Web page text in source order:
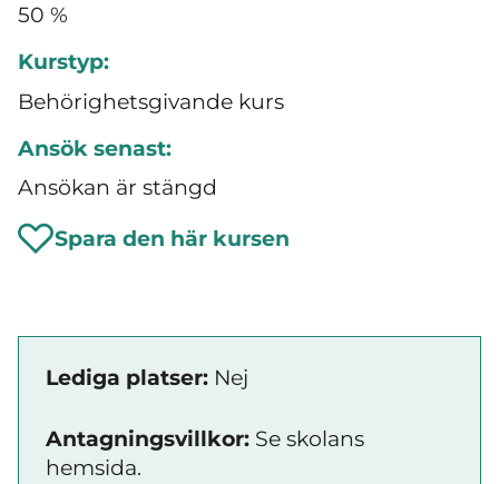
50 %
Kurstyp:
Behörighetsgivande kurs
Ansök senast:
Ansökan är stängd
Spara den här kursen
Lediga platser: Nej
Antagningsvillkor: Se skolans
hemsida.